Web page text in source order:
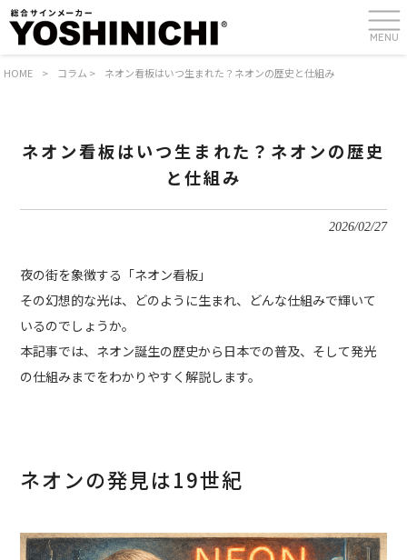
MENU
HOME > コラム > ネオン看板はいつ生まれた？ネオンの歴史と仕組み
ネオン看板はいつ生まれた？ネオンの歴史
と仕組み
2026/02/27
夜の街を象徴する「ネオン看板」
その幻想的な光は、どのように生まれ、どんな仕組みで輝いて
いるのでしょうか。
本記事では、ネオン誕生の歴史から日本での普及、そして発光
の仕組みまでをわかりやすく解説します。
ネオンの発見は19世紀